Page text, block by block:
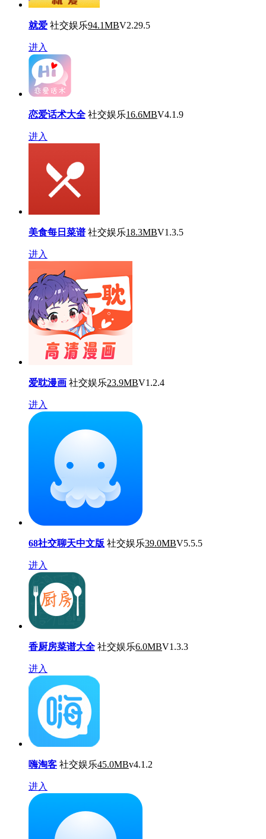
就爱 社交娱乐94.1MBV2.29.5
进入
恋爱话术大全 社交娱乐16.6MBV4.1.9
进入
美食每日菜谱 社交娱乐18.3MBV1.3.5
进入
爱耽漫画 社交娱乐23.9MBV1.2.4
进入
68社交聊天中文版 社交娱乐39.0MBV5.5.5
进入
香厨房菜谱大全 社交娱乐6.0MBV1.3.3
进入
嗨淘客 社交娱乐45.0MBv4.1.2
进入